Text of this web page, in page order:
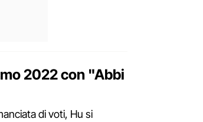
2022 con "Abbi
di voti, Hu si